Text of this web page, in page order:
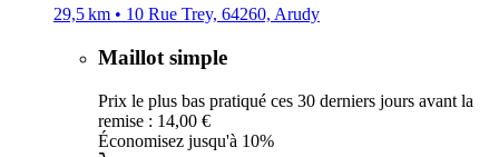
29,5 km • 10 Rue Trey, 64260, Arudy
Maillot simple
Prix le plus bas pratiqué ces 30 derniers jours avant la
remise : 14,00 €
Économisez jusqu'à 10%